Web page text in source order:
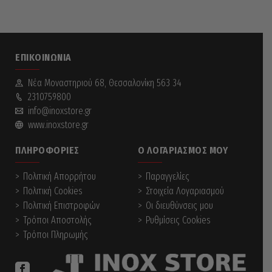
ΕΠΙΚΟΙΝΩΝΊΑ
Νέα Mοναστηριού 68, Θεσσαλονίκη 563 34
2310759800
info@inoxstore.gr
www.inoxstore.gr
ΠΛΗΡΟΦΟΡΊΕΣ
Πολιτική Απορρήτου
Πολιτική Cookies
Πολιτική Επιστροφών
Τρόποι Αποστολής
Τρόποι Πληρωμής
Ο ΛΟΓΑΡΙΑΣΜΌΣ ΜΟΥ
Παραγγελίες
Στοιχεία Λογαριασμού
Οι διευθύνσεις μου
Ρυθμίσεις Cookies